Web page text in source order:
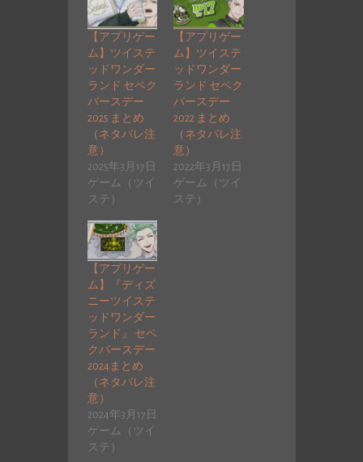
【アプリゲー
ム】ツイステ
ッドワンダー
ランド セベク
バースデー
2025 まとめ
（ネタバレ注
意）
2025年3月17日
ゲーム（ツイ
ステ）
【アプリゲー
ム】ツイステ
ッドワンダー
ランド セベク
バースデー
2022 まとめ
（ネタバレ注
意）
2022年3月17日
ゲーム（ツイ
ステ）
【アプリゲー
ム】『ディズ
ニーツイステ
ッドワンダー
ランド』 セベ
クバースデー
2024まとめ
（ネタバレ注
意）
2024年3月17日
ゲーム（ツイ
ステ）